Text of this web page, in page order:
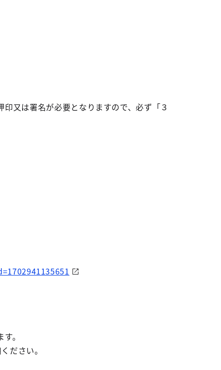
又は署名が必要となりますので、必ず「３
。
さい。